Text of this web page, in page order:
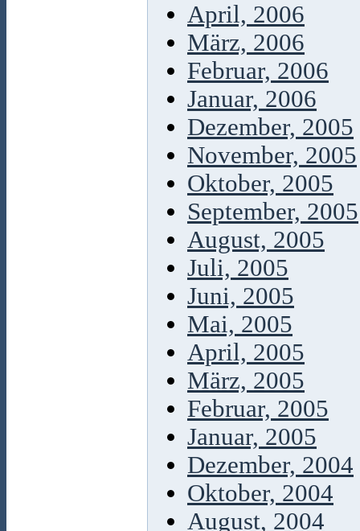
April, 2006
März, 2006
Februar, 2006
Januar, 2006
Dezember, 2005
November, 2005
Oktober, 2005
September, 2005
August, 2005
Juli, 2005
Juni, 2005
Mai, 2005
April, 2005
März, 2005
Februar, 2005
Januar, 2005
Dezember, 2004
Oktober, 2004
August, 2004